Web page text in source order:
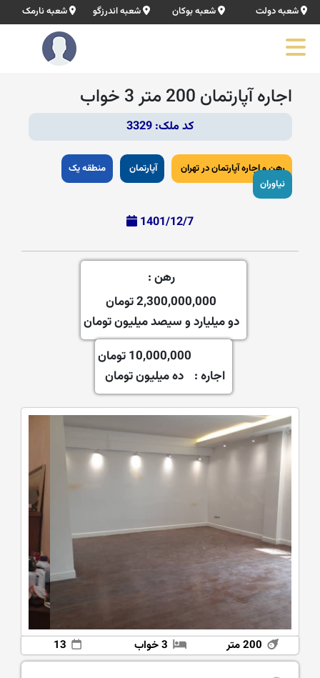
شعبه دولت شعبه بوکان شعبه اندرزگو شعبه نارمک
اجاره آپارتمان 200 متر 3 خواب
کد ملک: 3329
رهن و اجاره آپارتمان در تهران آپارتمان
منطقه یک
نیاوران
1401/12/7
رهن :
2,300,000,000 تومان
دو میلیارد و سیصد میلیون تومان
اجاره :
10,000,000 تومان
ده میلیون تومان
200 متر 3 خواب 13